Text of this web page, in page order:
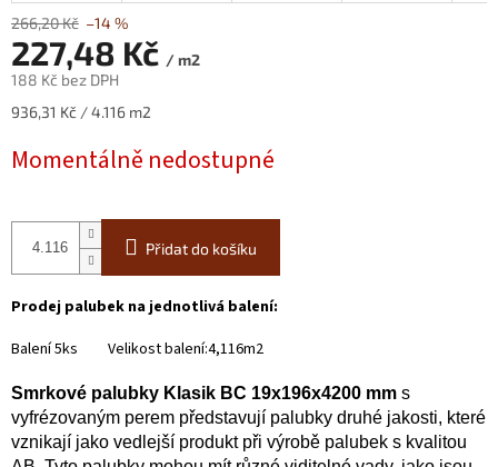
266,20 Kč –14 %
227,48 Kč / m2
188 Kč bez DPH
Měrná
936,31 Kč / 4.116 m2
Momentálně nedostupné
Přidat do košíku
Prodej palubek na jednotlivá balení:
Balení 5ks Velikost balení:4,116m2
Smrkové palubky Klasik BC 19x196x4200 mm s
vyfrézovaným perem představují palubky druhé jakosti, které
vznikají jako vedlejší produkt při výrobě palubek s kvalitou